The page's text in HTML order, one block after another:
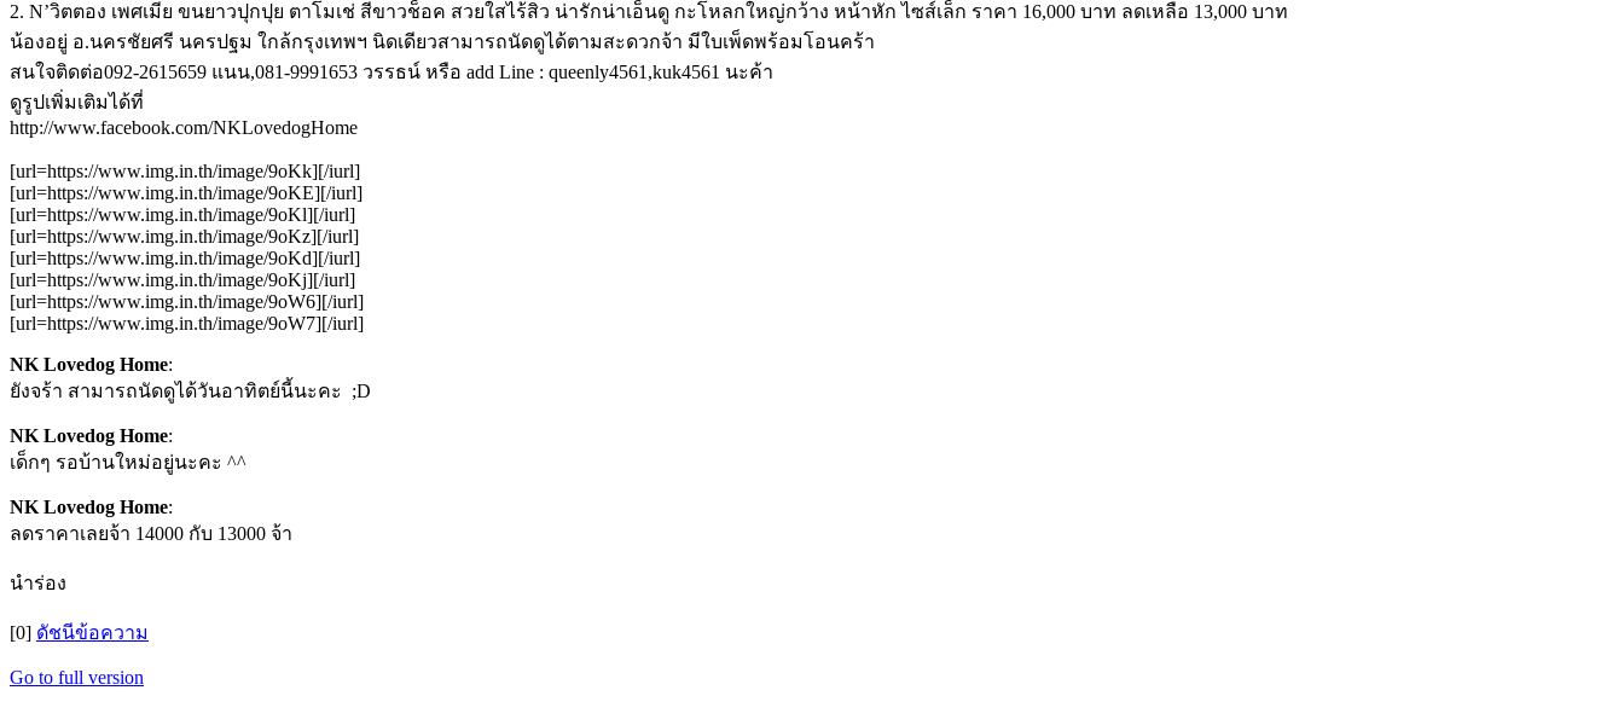
2. N’วิตตอง เพศเมีย ขนยาวปุกปุย ตาโมเช่ สีขาวช็อค สวยใสไร้สิว น่ารักน่าเอ็นดู กะโหลกใหญ่กว้าง หน้าหัก ไซส์เล็ก ราคา 16,000 บาท ลดเหลือ 13,000 บาท
น้องอยู่ อ.นครชัยศรี นครปฐม ใกล้กรุงเทพฯ นิดเดียวสามารถนัดดูได้ตามสะดวกจ้า มีใบเพ็ดพร้อมโอนคร้า
สนใจติดต่อ092-2615659 แนน,081-9991653 วรรธน์ หรือ add Line : queenly4561,kuk4561 นะค้า
ดูรูปเพิ่มเติมได้ที่
http://www.facebook.com/NKLovedogHome
[url=https://www.img.in.th/image/9oKk][/iurl]
[url=https://www.img.in.th/image/9oKE][/iurl]
[url=https://www.img.in.th/image/9oKl][/iurl]
[url=https://www.img.in.th/image/9oKz][/iurl]
[url=https://www.img.in.th/image/9oKd][/iurl]
[url=https://www.img.in.th/image/9oKj][/iurl]
[url=https://www.img.in.th/image/9oW6][/iurl]
[url=https://www.img.in.th/image/9oW7][/iurl]
NK Lovedog Home:
ยังจร้า สามารถนัดดูได้วันอาทิตย์นี้นะคะ ;D
NK Lovedog Home:
เด็กๆ รอบ้านใหม่อยู่นะคะ ^^
NK Lovedog Home:
ลดราคาเลยจ้า 14000 กับ 13000 จ้า
นำร่อง
[0] ดัชนีข้อความ
Go to full version